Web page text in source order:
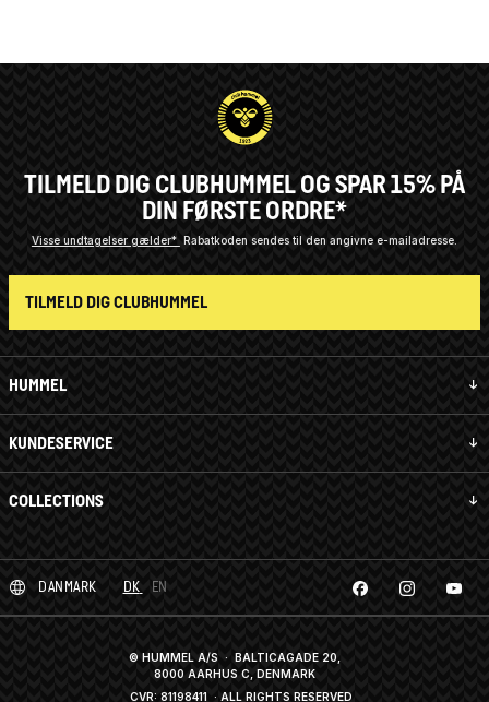
HUMMEL
KUNDESERVICE
COLLECTIONS
TILMELD DIG CLUBHUMMEL OG SPAR 15% PÅ
DIN FØRSTE ORDRE*
Visse undtagelser gælder* Rabatkoden sendes til den angivne e-mailadresse.
TILMELD DIG CLUBHUMMEL
DANMARK DK EN
© HUMMEL A/S · BALTICAGADE 20,
8000 AARHUS C, DENMARK
CVR: 81198411 · ALL RIGHTS RESERVED